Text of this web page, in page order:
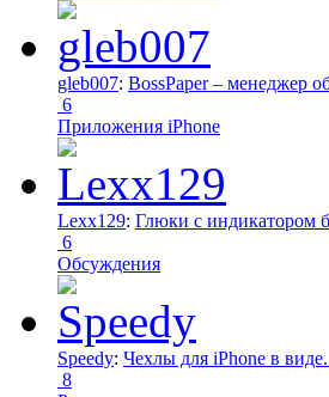
gleb007: BossPaper – менеджер
6
Приложения iPhone
Lexx129: Глюки с индикатором
6
Обсуждения
Speedy: Чехлы для iPhone в
8